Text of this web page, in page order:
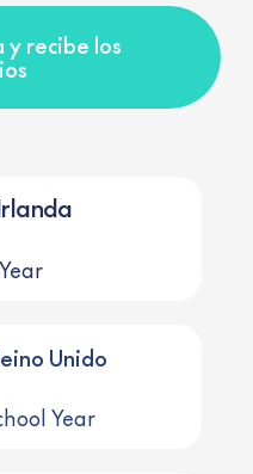
y recibe los
Unido
Year